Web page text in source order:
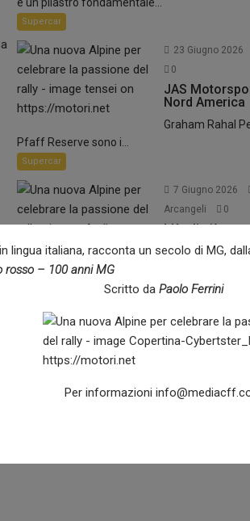
Supercar
23 Giugno 2026
0
JAS
Nord America
Graham Rahal
Pfaff Reserve sono i...
Supercar
7 Giugno 2026
Arcangeli
0
L’Audi più
di sempre !
supercar ibrida
del rally
Alpine A110 celebra il 50esimo
Una moderna e distintiva serie limitata a
di 90.000 Euro (IVA inclusa). Dopo Alpine
lingua italiana, racconta un secolo di MG,
rosso – 100 anni MG
Scritto da Paolo Ferrini
Per informazioni